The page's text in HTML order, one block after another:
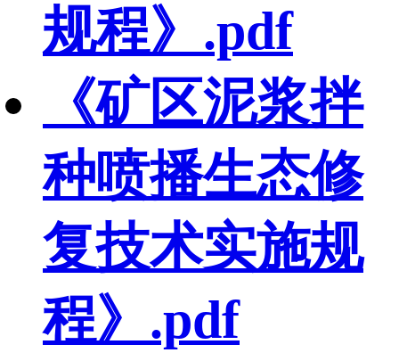
规程》.pdf
《矿区泥浆拌
种喷播生态修
复技术实施规
程》.pdf